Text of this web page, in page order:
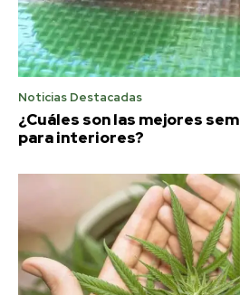
Noticias Destacadas
¿Cuáles son las mejores
para interiores?